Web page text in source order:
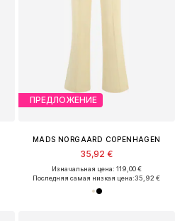
ПРЕДЛОЖЕНИЕ
MADS NORGAARD COPENHAGEN
35,92 €
Изначальная цена: 119,00 €
Последняя самая низкая цена:35,92 €